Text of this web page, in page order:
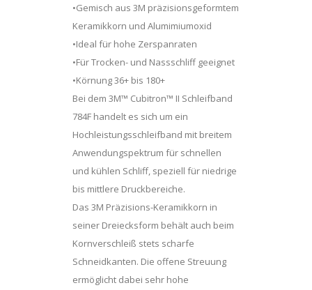
•Gemisch aus 3M präzisionsgeformtem
Keramikkorn und Alumimiumoxid
•Ideal für hohe Zerspanraten
•Für Trocken- und Nassschliff geeignet
•Körnung 36+ bis 180+
Bei dem 3M™ Cubitron™ II Schleifband
784F handelt es sich um ein
Hochleistungsschleifband mit breitem
Anwendungspektrum für schnellen
und kühlen Schliff, speziell für niedrige
bis mittlere Druckbereiche.
Das 3M Präzisions-Keramikkorn in
seiner Dreiecksform behält auch beim
Kornverschleiß stets scharfe
Schneidkanten. Die offene Streuung
ermöglicht dabei sehr hohe